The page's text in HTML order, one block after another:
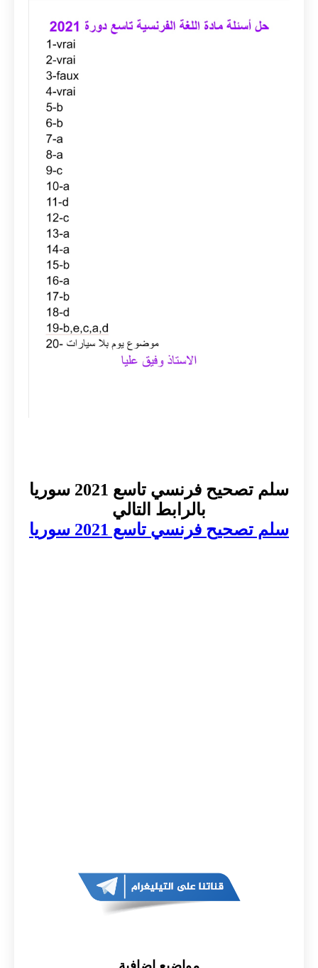
سلم تصحيح فرنسي تاسع 2021 سوريا
بالرابط التالي
سلم تصحيح فرنسي تاسع 2021 سوريا